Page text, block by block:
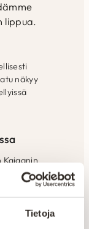
Tietoja
lippua.
näkyy
Kajaanin
mahdollistaa